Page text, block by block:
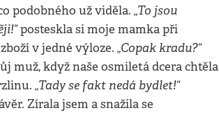
podobného už viděla. „To jsou
posteskla si moje mamka při
v jedné výloze. „Copak kradu?“
muž, když naše osmiletá dcera chtěla
„Tady se fakt nedá bydlet!“
Zírala jsem a snažila se